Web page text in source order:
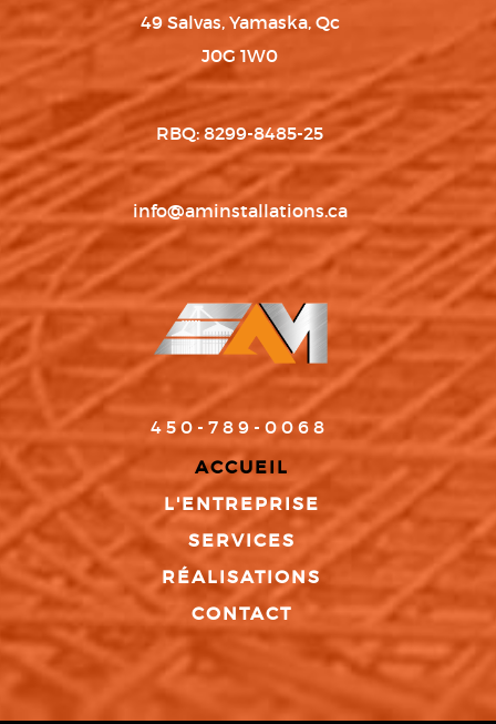
49 Salvas, Yamaska, Qc
J0G 1W0
RBQ: 8299-8485-25
info@aminstallations.ca
450-789-0068
ACCUEIL
L'ENTREPRISE
SERVICES
RÉALISATIONS
CONTACT